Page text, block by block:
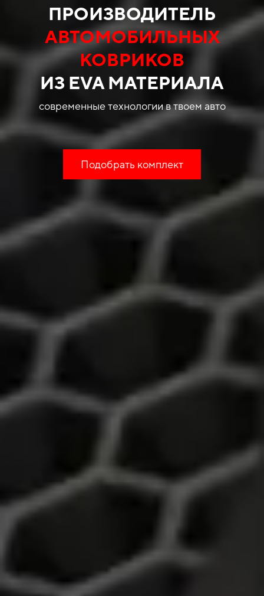
ПРОИЗВОДИТЕЛЬ
АВТОМОБИЛЬНЫХ
КОВРИКОВ
ИЗ EVA МАТЕРИАЛА
современные технологии в твоем авто
Подобрать комплект